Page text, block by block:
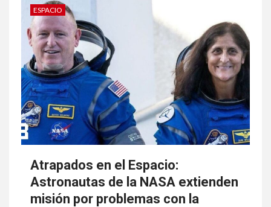
ESPACIO
Atrapados en el Espacio:
Astronautas de la NASA extienden
misión por problemas con la